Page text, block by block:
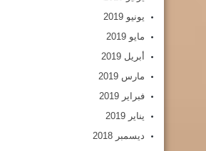
يونيو 2019
مايو 2019
أبريل 2019
مارس 2019
فبراير 2019
يناير 2019
ديسمبر 2018